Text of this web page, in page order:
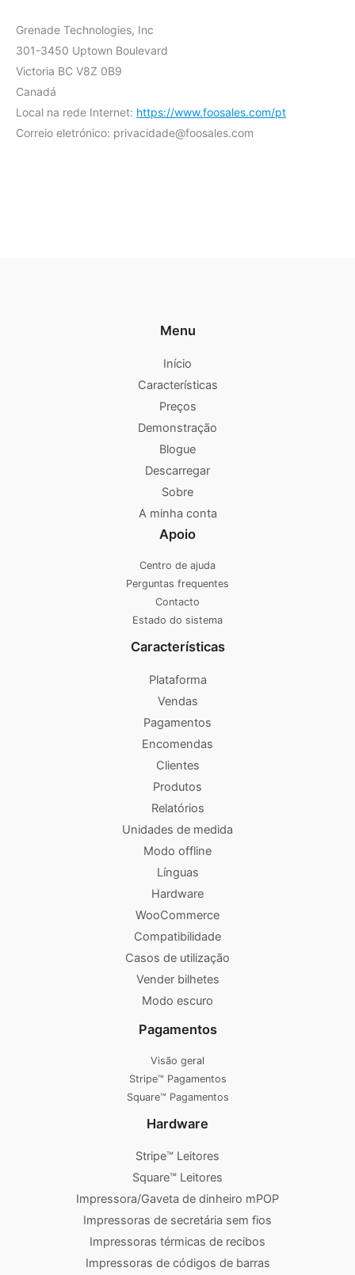
Grenade Technologies, Inc
301-3450 Uptown Boulevard
Victoria BC V8Z 0B9
Canadá
Local na rede Internet: https://www.foosales.com/pt
Correio eletrónico: privacidade@foosales.com
Menu
Início
Características
Preços
Demonstração
Blogue
Descarregar
Sobre
A minha conta
Apoio
Centro de ajuda
Perguntas frequentes
Contacto
Estado do sistema
Características
Plataforma
Vendas
Pagamentos
Encomendas
Clientes
Produtos
Relatórios
Unidades de medida
Modo offline
Línguas
Hardware
WooCommerce
Compatibilidade
Casos de utilização
Vender bilhetes
Modo escuro
Pagamentos
Visão geral
Stripe™ Pagamentos
Square™ Pagamentos
Hardware
Stripe™ Leitores
Square™ Leitores
Impressora/Gaveta de dinheiro mPOP
Impressoras de secretária sem fios
Impressoras térmicas de recibos
Impressoras de códigos de barras